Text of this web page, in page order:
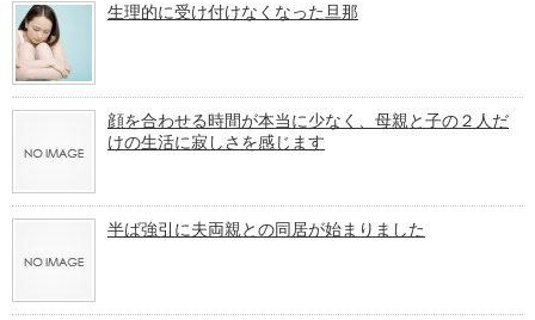
生理的に受け付けなくなった旦那
顔を合わせる時間が本当に少なく、母親と子の２人だ
けの生活に寂しさを感じます
半ば強引に夫両親との同居が始まりました